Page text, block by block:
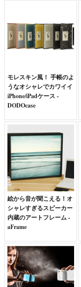
モレスキン風！ 手帳のよ
うなオシャレでカワイイ
iPhone/iPadケース -
DODOcase
絵から音が聞こえる！オ
シャレすぎるスピーカー
内蔵のアートフレーム -
aFrame